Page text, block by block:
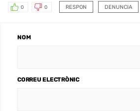
RESPON
0 0 DENUNCIA
NOM
CORREU ELECTRÒNIC